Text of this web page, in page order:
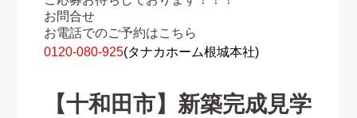
お問合せ
お電話でのご予約はこちら
0120‐080‐925(タナカホーム根城本社)
【十和田市】新築完成見学